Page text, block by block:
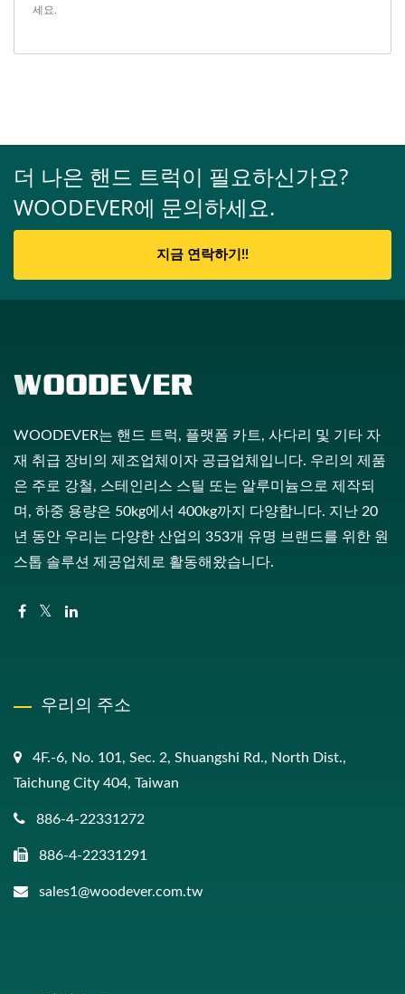
세요.
더 나은 핸드 트럭이 필요하신가요?
WOODEVER에 문의하세요.
지금 연락하기!!
WOODEVER는 핸드 트럭, 플랫폼 카트, 사다리 및 기타 자
재 취급 장비의 제조업체이자 공급업체입니다. 우리의 제품
은 주로 강철, 스테인리스 스틸 또는 알루미늄으로 제작되
며, 하중 용량은 50kg에서 400kg까지 다양합니다. 지난 20
년 동안 우리는 다양한 산업의 353개 유명 브랜드를 위한 원
스톱 솔루션 제공업체로 활동해왔습니다.
우리의 주소
4F.-6, No. 101, Sec. 2, Shuangshi Rd., North Dist.,
Taichung City 404, Taiwan
886-4-22331272
886-4-22331291
sales1@woodever.com.tw